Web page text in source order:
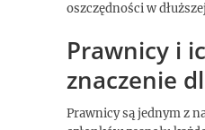
oszczędności w
Prawnicy i
znaczenie
Prawnicy są jednym z